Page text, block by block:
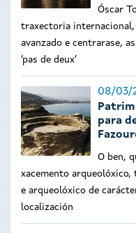
Óscar
traxectoria
avanzado e centrarase,
‘pas de deux’
08/03/
para
O ben,
xacemento
e arqueolóxico de
localización